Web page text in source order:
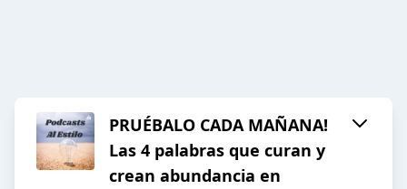
PRUÉBALO CADA MAÑANA!
Las 4 palabras que curan y
crean abundancia en